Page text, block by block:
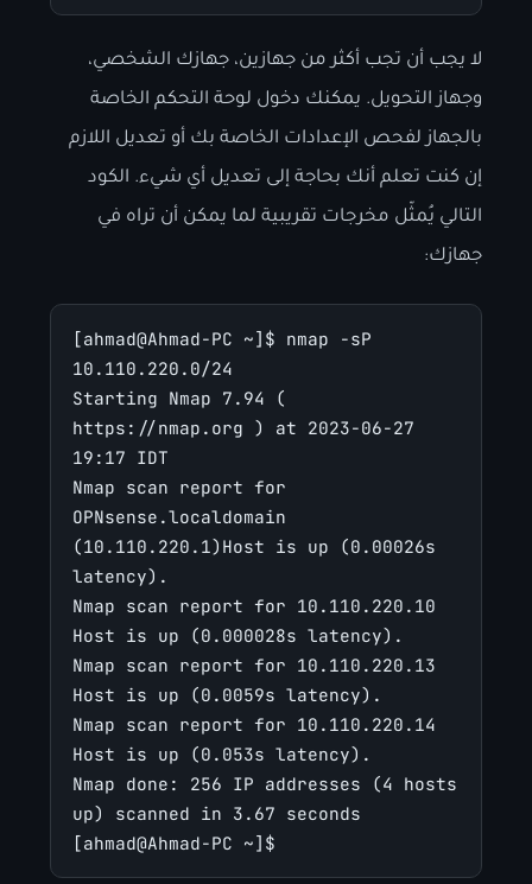
لا يجب أن تجب أكثر من جهازين، جهازك الشخصي،
وجهاز التحويل. يمكنك دخول لوحة التحكم الخاصة
بالجهاز لفحص الإعدادات الخاصة بك أو تعديل اللازم
إن كنت تعلم أنك بحاجة إلى تعديل أي شيء. الكود
التالي يُمثّل مخرجات تقريبية لما يمكن أن تراه في
جهازك:
[ahmad@Ahmad-PC ~]$ nmap -sP
10.110.220.0/24
Starting Nmap 7.94 (
https://nmap.org ) at 2023-06-27
19:17 IDT
Nmap scan report for
OPNsense.localdomain
(10.110.220.1)Host is up (0.00026s
latency).
Nmap scan report for 10.110.220.10
Host is up (0.000028s latency).
Nmap scan report for 10.110.220.13
Host is up (0.0059s latency).
Nmap scan report for 10.110.220.14
Host is up (0.053s latency).
Nmap done: 256 IP addresses (4 hosts
up) scanned in 3.67 seconds
[ahmad@Ahmad-PC ~]$